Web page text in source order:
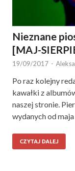
Nieznane
[MAJ-
19/09/2017 -
Po raz kolejny
kawałki z
naszej stronie.
wydanych od
CZYTAJ DALEJ